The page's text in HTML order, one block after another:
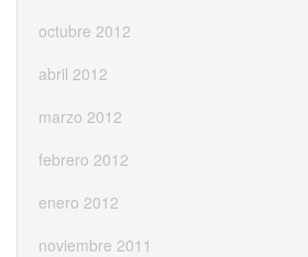
octubre 2012
abril 2012
marzo 2012
febrero 2012
enero 2012
noviembre 2011